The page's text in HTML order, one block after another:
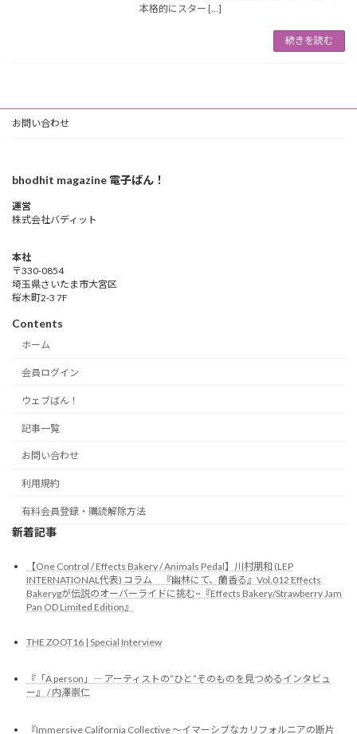
本格的にスター […]
続きを読む
お問い合わせ
bhodhit magazine 電子ばん！
運営
株式会社バディット
本社
〒330-0854
埼玉県さいたま市大宮区
桜木町2-3 7F
Contents
ホーム
会員ログイン
ウェブばん！
記事一覧
お問い合わせ
利用規約
有料会員登録・購読解除方法
新着記事
【One Control / Effects Bakery / Animals Pedal】川村朋和 (LEP
INTERNATIONAL代表) コラム 『幽林にて、蘭香る』Vol.012 Effects
Bakerygが伝説のオーバーライドに挑む~『Effects Bakery/Strawberry Jam
Pan OD Limited Edition』
THE ZOOT16 | Special Interview
『「A person」― アーティストの“ひと”そのものを見つめるインタビュ
ー』 / 内澤崇仁
『Immersive California Collective 〜イマーシブなカリフォルニアの断片